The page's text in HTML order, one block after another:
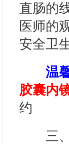
直肠的
医师的
安全卫生
温
胶囊内
约
三、